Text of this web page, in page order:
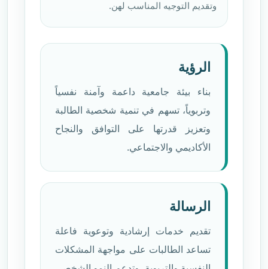
وتقديم التوجيه المناسب لهن.
الرؤية
بناء بيئة جامعية داعمة وآمنة نفسياً
وتربوياً، تسهم في تنمية شخصية الطالبة
وتعزيز قدرتها على التوافق والنجاح
الأكاديمي والاجتماعي.
الرسالة
تقديم خدمات إرشادية وتوعوية فاعلة
تساعد الطالبات على مواجهة المشكلات